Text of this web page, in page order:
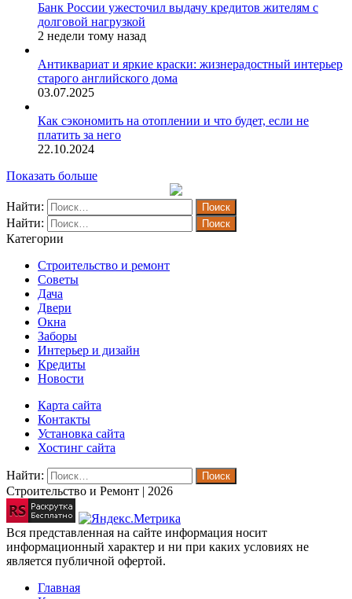
Банк России ужесточил выдачу кредитов жителям с
долговой нагрузкой
2 недели тому назад
Антиквариат и яркие краски: жизнерадостный интерьер
старого английского дома
03.07.2025
Как сэкономить на отоплении и что будет, если не
платить за него
22.10.2024
Показать больше
Найти:
Найти:
Категории
Строительство и ремонт
Советы
Дача
Двери
Окна
Заборы
Интерьер и дизайн
Кредиты
Новости
Карта сайта
Контакты
Установка сайта
Хостинг сайта
Найти:
Строительство и Ремонт | 2026
Вся представленная на сайте информация носит
информационный характер и ни при каких условиях не
является публичной офертой.
Главная